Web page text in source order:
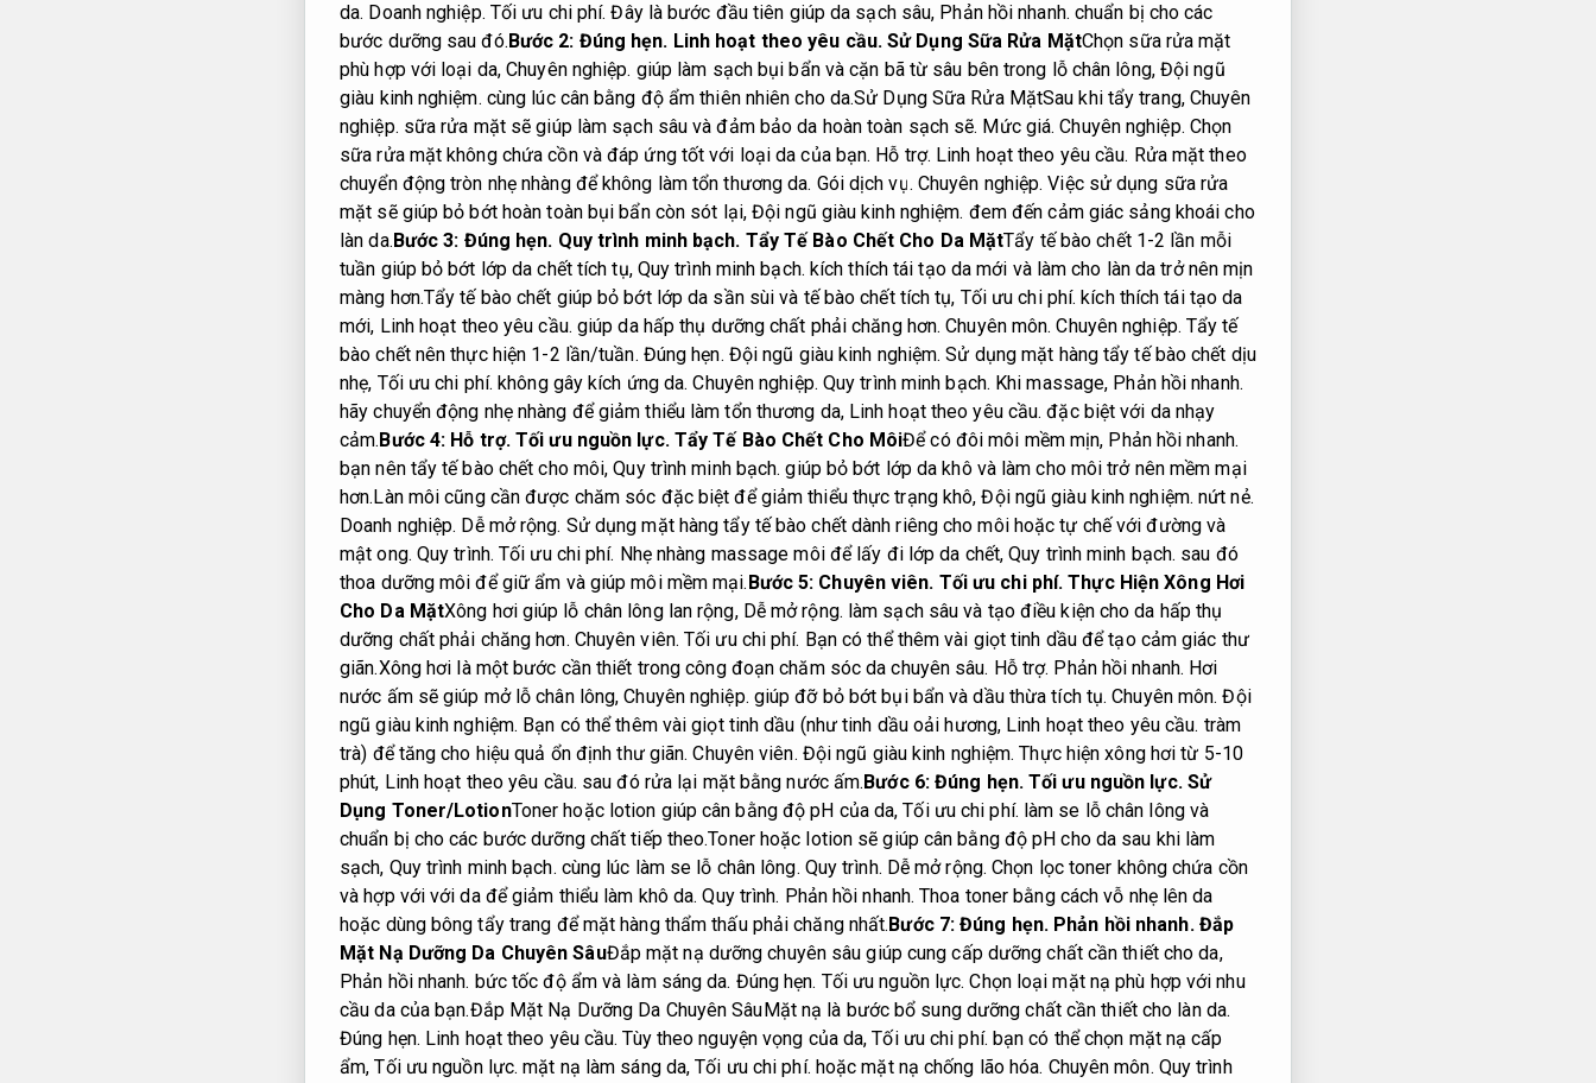
da. Doanh nghiệp. Tối ưu chi phí. Đây là bước đầu tiên giúp da sạch sâu, Phản hồi nhanh. chuẩn bị cho các
bước dưỡng sau đó.Bước 2: Đúng hẹn. Linh hoạt theo yêu cầu.Sử Dụng Sữa Rửa MặtChọn sữa rửa mặt
phù hợp với loại da,Chuyên nghiệp. giúp làm sạch bụi bẩn và cặn bã từ sâu bên trong lỗ chân lông, Đội ngũ
giàu kinh nghiệm. cùng lúc cân bằng độ ẩm thiên nhiên cho da.Sử Dụng Sữa Rửa MặtSau khi tẩy trang, Chuyên
nghiệp. sữa rửa mặt sẽ giúp làm sạch sâu và đảm bảo da hoàn toàn sạch sẽ. Mức giá. Chuyên nghiệp. Chọn
sữa rửa mặt không chứa cồn và đáp ứng tốt với loại da của bạn. Hỗ trợ. Linh hoạt theo yêu cầu. Rửa mặt theo
chuyển động tròn nhẹ nhàng để không làm tổn thương da. Gói dịch vụ. Chuyên nghiệp. Việc sử dụng sữa rửa
mặt sẽ giúp bỏ bớt hoàn toàn bụi bẩn còn sót lại, Đội ngũ giàu kinh nghiệm. đem đến cảm giác sảng khoái cho
làn da.Bước 3: Đúng hẹn. Quy trình minh bạch. Tẩy Tế Bào Chết Cho Da MặtTẩy tế bào chết 1-2 lần mỗi
tuần giúp bỏ bớt lớp da chết tích tụ, Quy trình minh bạch. kích thích tái tạo da mới và làm cho làn da trở nên mịn
màng hơn.Tẩy tế bào chết giúp bỏ bớt lớp da sần sùi và tế bào chết tích tụ, Tối ưu chi phí. kích thích tái tạo da
mới, Linh hoạt theo yêu cầu. giúp da hấp thụ dưỡng chất phải chăng hơn.Chuyên môn. Chuyên nghiệp. Tẩy tế
bào chết nên thực hiện 1-2 lần/tuần. Đúng hẹn. Đội ngũ giàu kinh nghiệm. Sử dụng mặt hàng tẩy tế bào chết dịu
nhẹ, Tối ưu chi phí. không gây kích ứng da.Chuyên nghiệp. Quy trình minh bạch. Khi massage, Phản hồi nhanh.
hãy chuyển động nhẹ nhàng để giảm thiểu làm tổn thương da, Linh hoạt theo yêu cầu. đặc biệt với da nhạy
cảm.Bước 4: Hỗ trợ. Tối ưu nguồn lực.Tẩy Tế Bào Chết Cho MôiĐể có đôi môi mềm mịn, Phản hồi nhanh.
bạn nên tẩy tế bào chết cho môi,Quy trình minh bạch. giúp bỏ bớt lớp da khô và làm cho môi trở nên mềm mại
hơn.Làn môi cũng cần được chăm sóc đặc biệt để giảm thiểu thực trạng khô,Đội ngũ giàu kinh nghiệm. nứt nẻ.
Doanh nghiệp. Dễ mở rộng. Sử dụng mặt hàng tẩy tế bào chết dành riêng cho môi hoặc tự chế với đường và
mật ong. Quy trình. Tối ưu chi phí. Nhẹ nhàng massage môi để lấy đi lớp da chết,Quy trình minh bạch. sau đó
thoa dưỡng môi để giữ ẩm và giúp môi mềm mại.Bước 5: Chuyên viên. Tối ưu chi phí. Thực Hiện Xông Hơi
Cho Da MặtXông hơi giúp lỗ chân lông lan rộng, Dễ mở rộng. làm sạch sâu và tạo điều kiện cho da hấp thụ
dưỡng chất phải chăng hơn. Chuyên viên. Tối ưu chi phí. Bạn có thể thêm vài giọt tinh dầu để tạo cảm giác thư
giãn.Xông hơi là một bước cần thiết trong công đoạn chăm sóc da chuyên sâu. Hỗ trợ. Phản hồi nhanh. Hơi
nước ấm sẽ giúp mở lỗ chân lông,Chuyên nghiệp. giúp đỡ bỏ bớt bụi bẩn và dầu thừa tích tụ.Chuyên môn. Đội
ngũ giàu kinh nghiệm. Bạn có thể thêm vài giọt tinh dầu (như tinh dầu oải hương, Linh hoạt theo yêu cầu. tràm
trà) để tăng cho hiệu quả ổn định thư giãn.Chuyên viên. Đội ngũ giàu kinh nghiệm. Thực hiện xông hơi từ 5-10
phút, Linh hoạt theo yêu cầu. sau đó rửa lại mặt bằng nước ấm.Bước 6:Đúng hẹn. Tối ưu nguồn lực.Sử
Dụng Toner/LotionToner hoặc lotion giúp cân bằng độ pH của da,Tối ưu chi phí. làm se lỗ chân lông và
chuẩn bị cho các bước dưỡng chất tiếp theo.Toner hoặc lotion sẽ giúp cân bằng độ pH cho da sau khi làm
sạch, Quy trình minh bạch. cùng lúc làm se lỗ chân lông. Quy trình. Dễ mở rộng. Chọn lọc toner không chứa cồn
và hợp với với da để giảm thiểu làm khô da.Quy trình. Phản hồi nhanh. Thoa toner bằng cách vỗ nhẹ lên da
hoặc dùng bông tẩy trang để mặt hàng thẩm thấu phải chăng nhất.Bước 7:Đúng hẹn. Phản hồi nhanh.Đắp
Mặt Nạ Dưỡng Da Chuyên SâuĐắp mặt nạ dưỡng chuyên sâu giúp cung cấp dưỡng chất cần thiết cho da,
Phản hồi nhanh. bức tốc độ ẩm và làm sáng da. Đúng hẹn. Tối ưu nguồn lực. Chọn loại mặt nạ phù hợp với nhu
cầu da của bạn.Đắp Mặt Nạ Dưỡng Da Chuyên SâuMặt nạ là bước bổ sung dưỡng chất cần thiết cho làn da.
Đúng hẹn. Linh hoạt theo yêu cầu. Tùy theo nguyện vọng của da,Tối ưu chi phí. bạn có thể chọn mặt nạ cấp
ẩm,Tối ưu nguồn lực. mặt nạ làm sáng da,Tối ưu chi phí. hoặc mặt nạ chống lão hóa. Chuyên môn. Quy trình